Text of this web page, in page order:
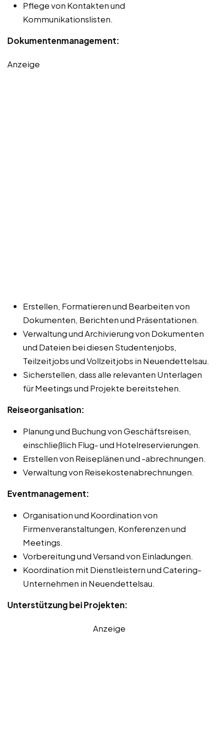
Pflege von Kontakten und
Kommunikationslisten.
Dokumentenmanagement:
Anzeige
Erstellen, Formatieren und Bearbeiten von
Dokumenten, Berichten und Präsentationen.
Verwaltung und Archivierung von Dokumenten
und Dateien bei diesen Studentenjobs,
Teilzeitjobs und Vollzeitjobs in Neuendettelsau.
Sicherstellen, dass alle relevanten Unterlagen
für Meetings und Projekte bereitstehen.
Reiseorganisation:
Planung und Buchung von Geschäftsreisen,
einschließlich Flug- und Hotelreservierungen.
Erstellen von Reiseplänen und -abrechnungen.
Verwaltung von Reisekostenabrechnungen.
Eventmanagement:
Organisation und Koordination von
Firmenveranstaltungen, Konferenzen und
Meetings.
Vorbereitung und Versand von Einladungen.
Koordination mit Dienstleistern und Catering-
Unternehmen in Neuendettelsau.
Unterstützung bei Projekten:
Anzeige